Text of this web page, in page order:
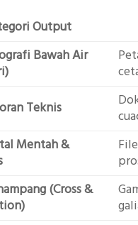
Output
Bawah Air
Teknis
Mentah &
(Cross &